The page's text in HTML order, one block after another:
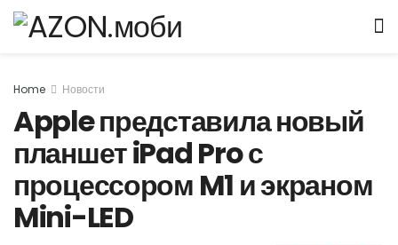
Home Новости
Apple представила новый
планшет iPad Pro с
процессором M1 и экраном
Mini-LED